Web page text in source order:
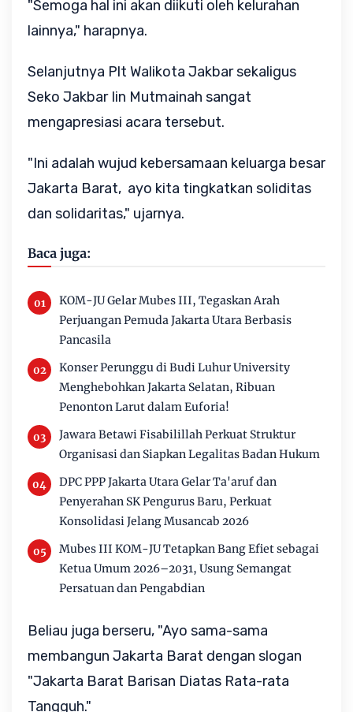
"Semoga hal ini akan diikuti oleh kelurahan
lainnya," harapnya.
Selanjutnya Plt Walikota Jakbar sekaligus
Seko Jakbar Iin Mutmainah sangat
mengapresiasi acara tersebut.
"Ini adalah wujud kebersamaan keluarga besar
Jakarta Barat, ayo kita tingkatkan soliditas
dan solidaritas," ujarnya.
Baca juga:
KOM-JU Gelar Mubes III, Tegaskan Arah
Perjuangan Pemuda Jakarta Utara Berbasis
Pancasila
Konser Perunggu di Budi Luhur University
Menghebohkan Jakarta Selatan, Ribuan
Penonton Larut dalam Euforia!
Jawara Betawi Fisabilillah Perkuat Struktur
Organisasi dan Siapkan Legalitas Badan Hukum
DPC PPP Jakarta Utara Gelar Ta'aruf dan
Penyerahan SK Pengurus Baru, Perkuat
Konsolidasi Jelang Musancab 2026
Mubes III KOM-JU Tetapkan Bang Efiet sebagai
Ketua Umum 2026–2031, Usung Semangat
Persatuan dan Pengabdian
Beliau juga berseru, "Ayo sama-sama
membangun Jakarta Barat dengan slogan
"Jakarta Barat Barisan Diatas Rata-rata
Tangguh."